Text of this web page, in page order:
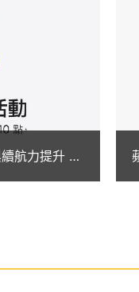
原彩閃光燈，
對焦表現，
，支援人物
浮功能，最
巧控鍵盤雙
航力提升 AI